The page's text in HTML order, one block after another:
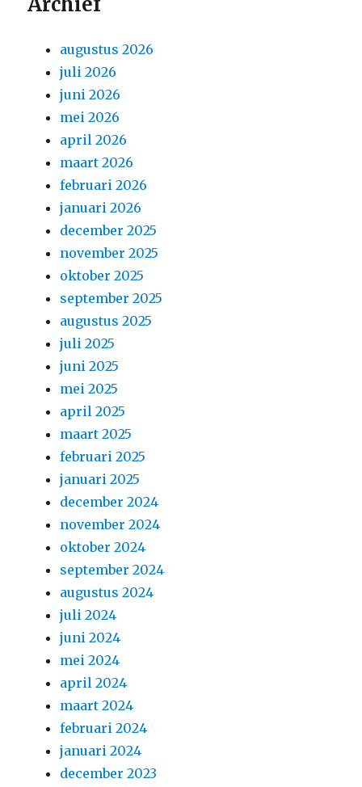
augustus 2026
juli 2026
juni 2026
mei 2026
april 2026
maart 2026
februari 2026
januari 2026
december 2025
november 2025
oktober 2025
september 2025
augustus 2025
juli 2025
juni 2025
mei 2025
april 2025
maart 2025
februari 2025
januari 2025
december 2024
november 2024
oktober 2024
september 2024
augustus 2024
juli 2024
juni 2024
mei 2024
april 2024
maart 2024
februari 2024
januari 2024
december 2023